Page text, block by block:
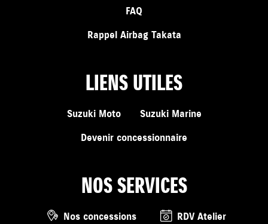
FAQ
Rappel Airbag Takata
LIENS UTILES
Suzuki Moto
Suzuki Marine
Devenir concessionnaire
NOS SERVICES
Nos concessions
RDV Atelier